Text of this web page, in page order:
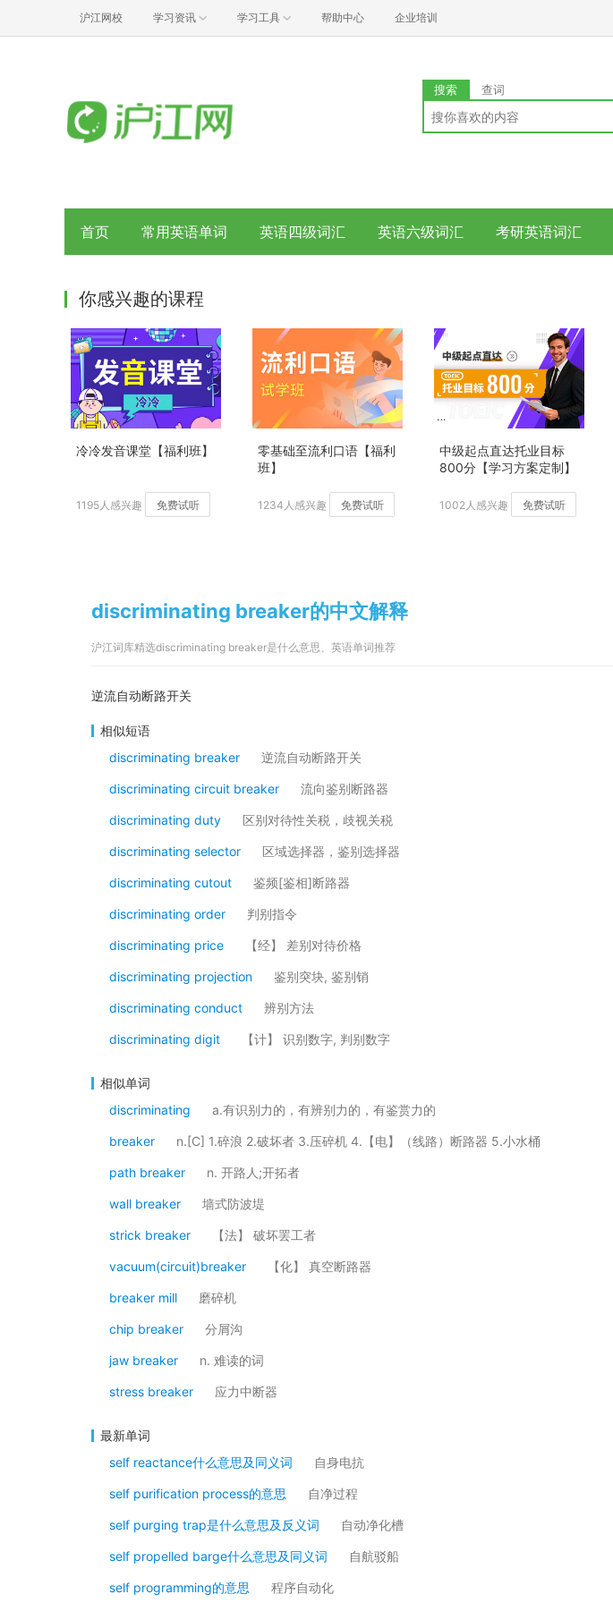
沪江网校 学习资讯 学习工具 帮助中心 企业培训
搜索 查词
首页 常用英语单词 英语四级词汇 英语六级词汇 考研英语词汇
你感兴趣的课程
冷冷发音课堂【福利班】
1195人感兴趣 免费试听
零基础至流利口语【福利
班】
1234人感兴趣 免费试听
中级起点直达托业目标
800分【学习方案定制】
1002人感兴趣 免费试听
discriminating breaker的中文解释
沪江词库精选discriminating breaker是什么意思、英语单词推荐
逆流自动断路开关
相似短语
discriminating breaker
逆流自动断路开关
discriminating circuit breaker 流向鉴别断路器
discriminating duty 区别对待性关税，歧视关税
discriminating selector 区域选择器，鉴别选择器
discriminating cutout 鉴频[鉴相]断路器
discriminating order 判别指令
discriminating price 【经】 差别对待价格
discriminating projection 鉴别突块, 鉴别销
discriminating conduct 辨别方法
discriminating digit 【计】 识别数字, 判别数字
相似单词
discriminating
a.有识别力的，有辨别力的，有鉴赏力的
breaker n.[C] 1.碎浪 2.破坏者 3.压碎机 4.【电】（线路）断路器 5.小水桶
path breaker n. 开路人;开拓者
wall breaker 墙式防波堤
strick breaker 【法】 破坏罢工者
vacuum(circuit)breaker 【化】 真空断路器
breaker mill 磨碎机
chip breaker 分屑沟
jaw breaker n. 难读的词
stress breaker 应力中断器
最新单词
self reactance什么意思及同义词
自身电抗
self purification process的意思 自净过程
self purging trap是什么意思及反义词 自动净化槽
self propelled barge什么意思及同义词 自航驳船
self programming的意思 程序自动化